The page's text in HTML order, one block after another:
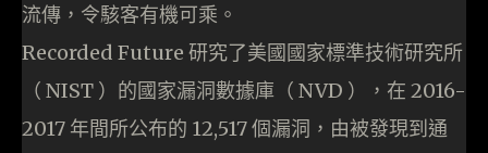
流傳，令駭客有機可乘。
Recorded Future 研究了美國國家標準技術研究所
（ NIST ）的國家漏洞數據庫（ NVD ），在 2016-
2017 年間所公布的 12,517 個漏洞，由被發現到通